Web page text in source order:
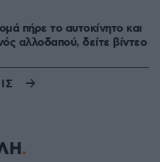
πήρε το αυτοκίνητο και
αλλοδαπού, δείτε βίντεο